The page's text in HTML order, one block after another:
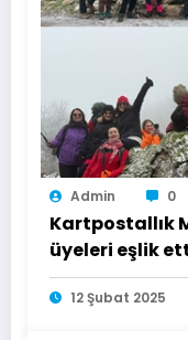
Admin 0
Kartpostallık
üyeleri eşlik
12 Şubat 2025